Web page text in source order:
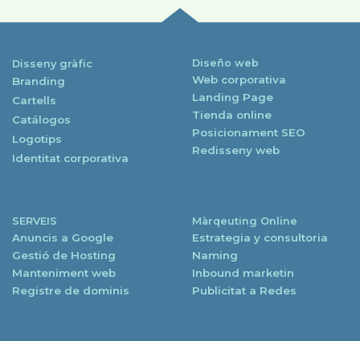
Disseny gràfic
Branding
Cartells
Catálogos
Logotips
Identitat corporativa
Diseño web
Web corporativa
Landing Page
Tienda online
Posicionament SEO
Redisseny web
SERVEIS
Anuncis a Google
Gestió de Hosting
Manteniment web
Registre de dominis
Màrqeuting Online
Estrategia y consultoria
Naming
Inbound marketin
Publicitat a Redes